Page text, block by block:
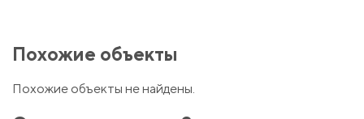
Похожие объекты
Похожие объекты не найдены.